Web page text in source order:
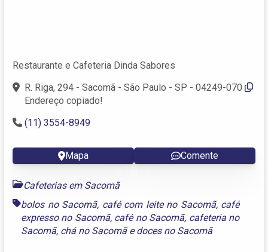
Restaurante e Cafeteria Dinda Sabores
R. Riga, 294 - Sacomã - São Paulo - SP - 04249-070
Endereço copiado!
(11) 3554-8949
Mapa Comente
Cafeterias em Sacomã
bolos no Sacomã, café com leite no Sacomã, café
expresso no Sacomã, café no Sacomã, cafeteria no
Sacomã, chá no Sacomãedoces no Sacomã